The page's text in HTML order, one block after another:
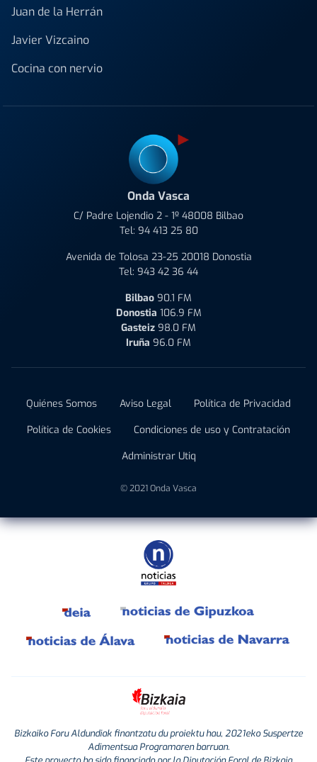
Juan de la Herrán
Javier Vizcaino
Cocina con nervio
Onda Vasca
C/ Padre Lojendio 2 - 1º 48008 Bilbao
Tel: 94 413 25 80
Avenida de Tolosa 23-25 20018 Donostia
Tel: 943 42 36 44
Bilbao 90.1 FM
Donostia 106.9 FM
Gasteiz 98.0 FM
Iruña 96.0 FM
Quiénes Somos Aviso Legal
Política de Privacidad
Política de Cookies
Condiciones de uso y Contratación
Administrar Utiq
© 2021 Onda Vasca
Bizkaiko Foru Aldundiak finantzatu du proiektu hau, 2021eko Suspertze
Adimentsua Programaren barruan.